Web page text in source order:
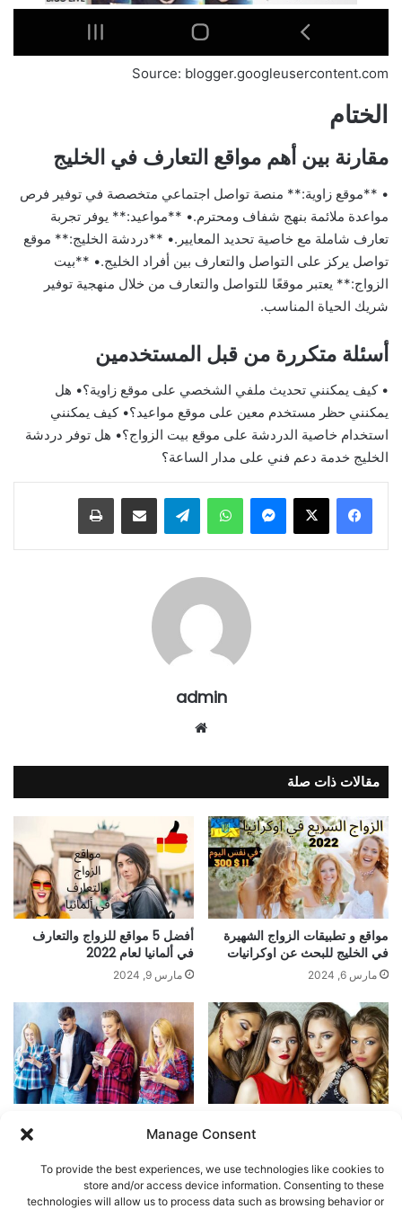
Manage Consent
To provide the best experiences, we use technologies like cookies to
store and/or access device information. Consenting to these
technologies will allow us to process data such as browsing behavior or
Source: blogger.googleusercontent.com
الختام
مقارنة بين أهم مواقع التعارف في الخليج
• **موقع زاوية:** منصة تواصل اجتماعي متخصصة في توفير فرص
مواعدة ملائمة بنهج شفاف ومحترم.• **مواعيد:** يوفر تجربة
تعارف شاملة مع خاصية تحديد المعايير.• **دردشة الخليج:** موقع
تواصل يركز على التواصل والتعارف بين أفراد الخليج.• **بيت
الزواج:** يعتبر موقعًا للتواصل والتعارف من خلال منهجية توفير
شريك الحياة المناسب.
أسئلة متكررة من قبل المستخدمين
• كيف يمكنني تحديث ملفي الشخصي على موقع زاوية؟• هل
يمكنني حظر مستخدم معين على موقع مواعيد؟• كيف يمكنني
استخدام خاصية الدردشة على موقع بيت الزواج؟• هل توفر دردشة
الخليج خدمة دعم فني على مدار الساعة؟
ماسنجر واتساب تيلقرام مشاركة عبر البريد طباعة
admin
مقالات ذات صلة
مواقع و تطبيقات الزواج الشهيرة
في الخليج للبحث عن اوكرانيات
مارس 6, 2024
أفضل 5 مواقع للزواج والتعارف
في ألمانيا لعام 2022
مارس 9, 2024
في الإمارات العربية المتحدة
المواعدة توسيع دائرة أصدقائك
يونيو 25, 2024